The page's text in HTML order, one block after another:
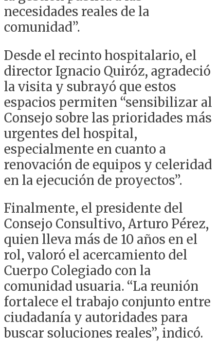
necesidades reales de la
comunidad”.
Desde el recinto hospitalario, el
director Ignacio Quiróz, agradeció
la visita y subrayó que estos
espacios permiten “sensibilizar al
Consejo sobre las prioridades más
urgentes del hospital,
especialmente en cuanto a
renovación de equipos y celeridad
en la ejecución de proyectos”.
Finalmente, el presidente del
Consejo Consultivo, Arturo Pérez,
quien lleva más de 10 años en el
rol, valoró el acercamiento del
Cuerpo Colegiado con la
comunidad usuaria. “La reunión
fortalece el trabajo conjunto entre
ciudadanía y autoridades para
buscar soluciones reales”, indicó.